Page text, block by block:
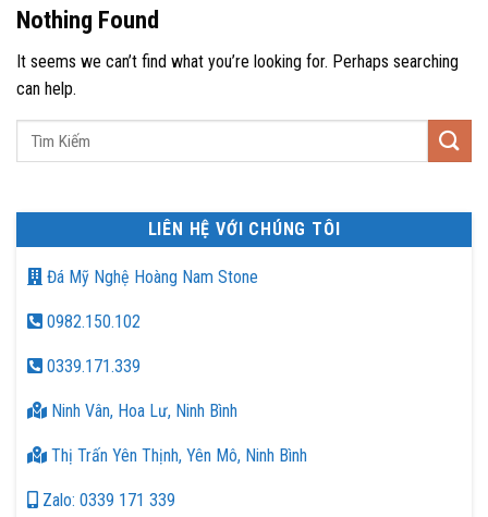
LIÊN HỆ VỚI CHÚNG TÔI
Đá Mỹ Nghệ Hoàng Nam Stone
0982.150.102
0339.171.339
Ninh Vân, Hoa Lư, Ninh Bình
Thị Trấn Yên Thịnh, Yên Mô, Ninh Bình
Zalo: 0339 171 339
Nothing Found
It seems we can’t find what you’re looking for. Perhaps searching
can help.